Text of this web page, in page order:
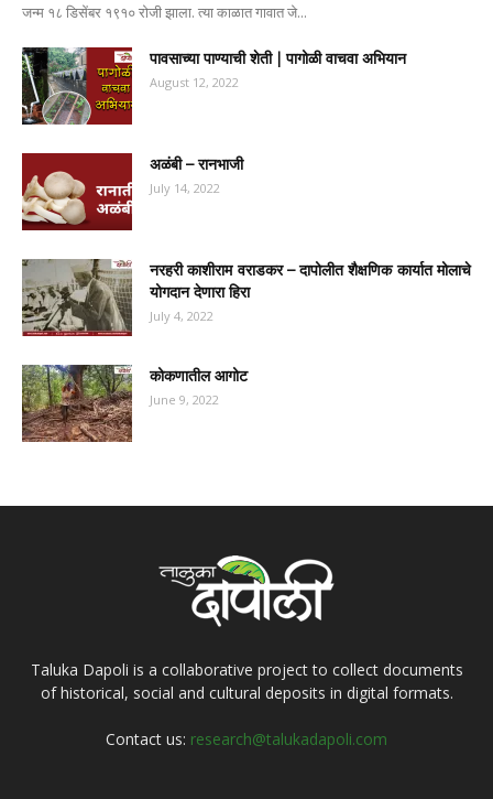
जन्म १८ डिसेंबर १९१० रोजी झाला. त्या काळात गावात जे...
पावसाच्या पाण्याची शेती | पागोळी वाचवा अभियान
August 12, 2022
अळंबी – रानभाजी
July 14, 2022
नरहरी काशीराम वराडकर – दापोलीत शैक्षणिक कार्यात मोलाचे
योगदान देणारा हिरा
July 4, 2022
कोकणातील आगोट
June 9, 2022
Taluka Dapoli is a collaborative project to collect documents
of historical, social and cultural deposits in digital formats.
Contact us: research@talukadapoli.com